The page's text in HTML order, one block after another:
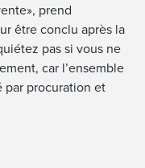
prend
être conclu après la
pas si vous ne
car l’ensemble
par procuration et